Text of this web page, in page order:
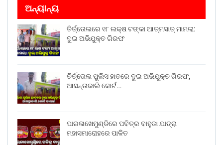
ଅନ୍ୟାନ୍ୟ
ତିର୍ତ୍ତୋଲରେ ୧୮ ଲକ୍ଷ ଟଙ୍କା ଆତ୍ମସାତ୍ ମାମଲା:
ଦୁଇ ଅଭିଯୁକ୍ତ ଗିରଫ
ତିର୍ତ୍ତୋଲ ପୁଲିସ ହାତରେ ଦୁଇ ଅଭିଯୁକ୍ତ ଗିରଫ,
ଆସନ୍ତାକାଲି କୋର୍ଟ…
ପାରଳାଖେମୁଣ୍ଡିରେ ପବିତ୍ର ବାହୁଡା ଯାତ୍ରା
ମହାସମାରୋହରେ ପାଳିତ